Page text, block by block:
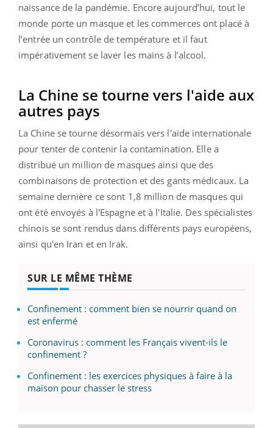
naissance de la pandémie. Encore aujourd’hui, tout le
monde porte un masque et les commerces ont placé à
l’entrée un contrôle de température et il faut
impérativement se laver les mains à l’alcool.
La Chine se tourne vers l'aide aux
autres pays
La Chine se tourne désormais vers l'aide internationale
pour tenter de contenir la contamination. Elle a
distribué un million de masques ainsi que des
combinaisons de protection et des gants médicaux. La
semaine dernière ce sont 1,8 million de masques qui
ont été envoyés à l'Espagne et à l'Italie. Des spécialistes
chinois se sont rendus dans différents pays européens,
ainsi qu'en Iran et en Irak.
SUR LE MÊME THÈME
Confinement : comment bien se nourrir quand on
est enfermé
Coronavirus : comment les Français vivent-ils le
confinement ?
Confinement : les exercices physiques à faire à la
maison pour chasser le stress